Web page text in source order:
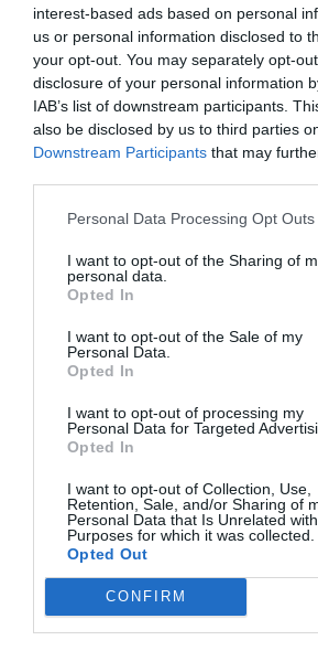
interest-based ads based on personal
us or personal information disclosed to
your opt-out. You may separately opt-
disclosure of your personal information
IAB’s list of downstream participants.
also be disclosed by us to third parties
Downstream Participants that may
Personal Data Processing Opt Outs
I want to opt-out of the Sharing of
personal data.
Opted In
I want to opt-out of the Sale of my
Personal Data.
Opted In
I want to opt-out of processing my
Personal Data for Targeted
Opted In
I want to opt-out of Collection, Use,
Retention, Sale, and/or Sharing of
Personal Data that Is Unrelated
Purposes for which it was collected.
Opted Out
CONFIRM
SOCIEDAD
Los cambios del Papa
acertados
Eulogio López 09/08/26 06:00
Marcelo Gullo: “El trabajo
historia, de poner la
desmontar la falsificación, es
cristiano"
por Hispanidad
Artículos anteriores
DIARIO DE LA
Diario de la corrupción
Oír se manifiesta delante de
“Pedro Sánchez es un
por Redacción
Artículos anteriores
Opinión